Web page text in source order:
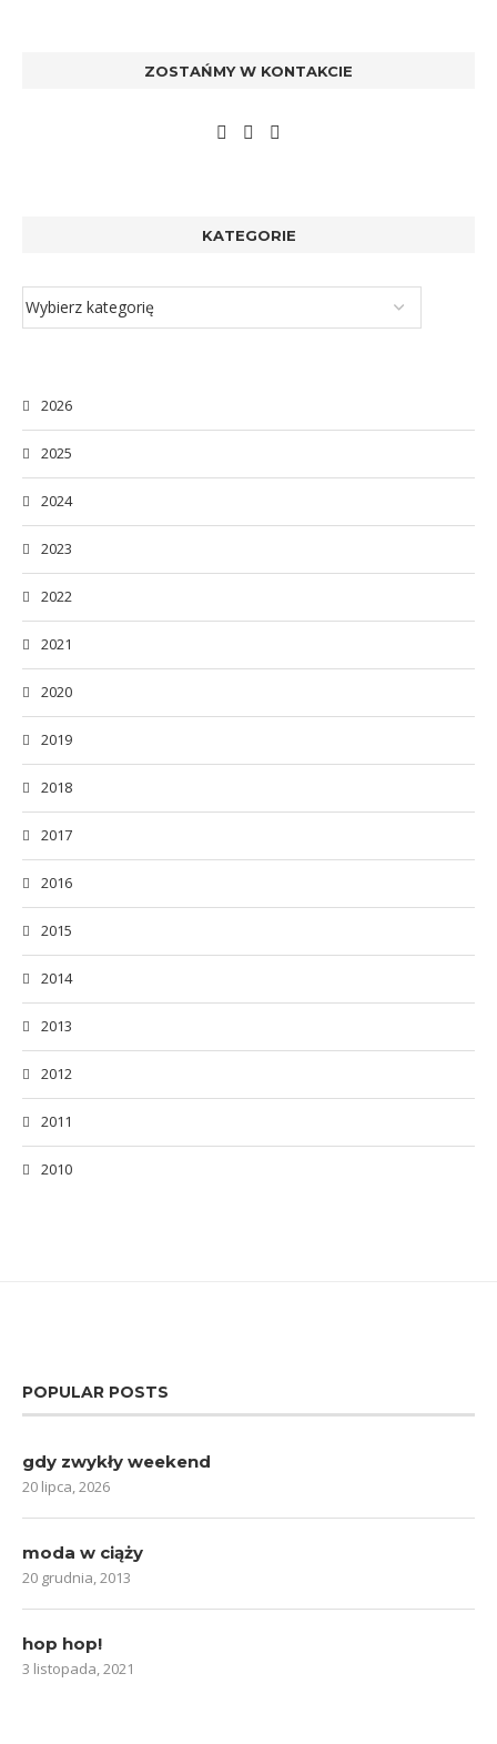
ZOSTAŃMY W KONTAKCIE
KATEGORIE
2026
2025
2024
2023
2022
2021
2020
2019
2018
2017
2016
2015
2014
2013
2012
2011
2010
POPULAR POSTS
gdy zwykły weekend
20 lipca, 2026
moda w ciąży
20 grudnia, 2013
hop hop!
3 listopada, 2021